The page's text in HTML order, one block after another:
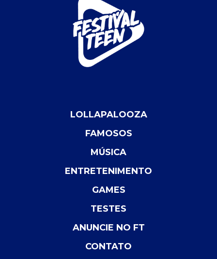
LOLLAPALOOZA
FAMOSOS
MÚSICA
ENTRETENIMENTO
GAMES
TESTES
ANUNCIE NO FT
CONTATO